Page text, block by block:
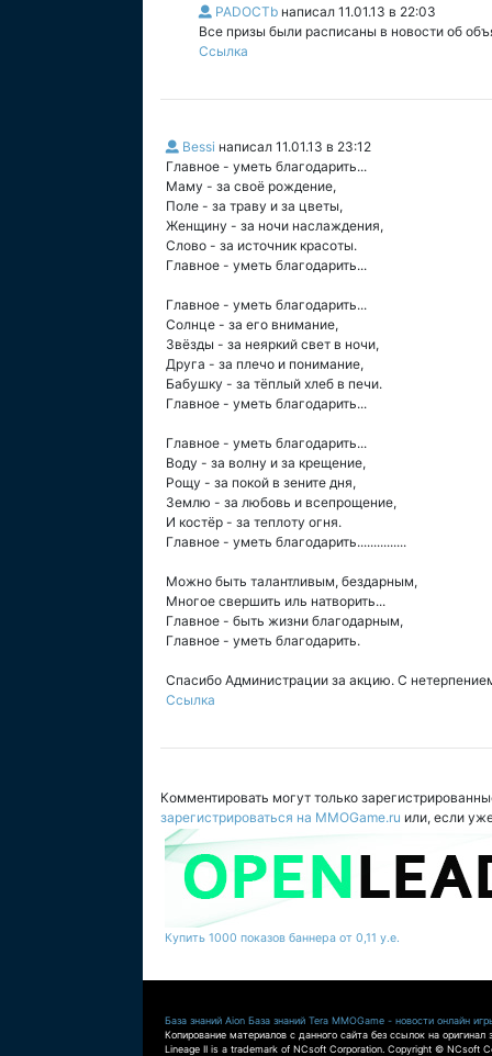
PADOCTb написал 11.01.13 в 22:03
Все призы были расписаны в новости об
Ссылка
Bessi написал 11.01.13 в 23:12
Главное - уметь благодарить...
Маму - за своё рождение,
Поле - за траву и за цветы,
Женщину - за ночи наслаждения,
Слово - за источник красоты.
Главное - уметь благодарить...
Главное - уметь благодарить...
Солнце - за его внимание,
Звёзды - за неяркий свет в ночи,
Друга - за плечо и понимание,
Бабушку - за тёплый хлеб в печи.
Главное - уметь благодарить...
Главное - уметь благодарить...
Воду - за волну и за крещение,
Рощу - за покой в зените дня,
Землю - за любовь и всепрощение,
И костёр - за теплоту огня.
Главное - уметь благодарить...............
Можно быть талантливым, бездарным,
Многое свершить иль натворить...
Главное - быть жизни благодарным,
Главное - уметь благодарить.
Спасибо Администрации за акцию. С
Ссылка
Комментировать могут только
зарегистрироваться на MMOGame.ru или, если
Купить 1000 показов баннера от 0,11 у.е.
База знаний Aion База знаний Tera MMOGame - новости онлайн
Копирование материалов с данного сайта без ссылок на оригинал
Lineage II is a trademark of NCsoft Corporation. Copyright © NCsoft